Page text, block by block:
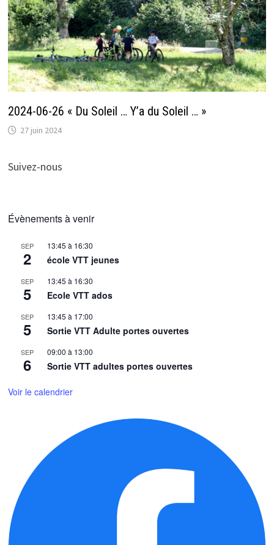
2024-06-26 « Du Soleil … Y’a du Soleil … »
27 juin 2024
Suivez-nous
Évènements à venir
SEP
2
13:45 à 16:30
école VTT jeunes
SEP
5
13:45 à 16:30
Ecole VTT ados
SEP
5
13:45 à 17:00
Sortie VTT Adulte portes ouvertes
SEP
6
09:00 à 13:00
Sortie VTT adultes portes ouvertes
Voir le calendrier